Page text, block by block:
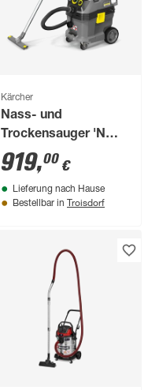
Kärcher
Nass- und
Trockensauger 'NT
30/1 Tact Te M' 1380
W
919,00 €
Lieferung nach Hause
Bestellbar in Troisdorf